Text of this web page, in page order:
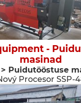
-
masinad
Puidutööstuse
Procesor SSP-